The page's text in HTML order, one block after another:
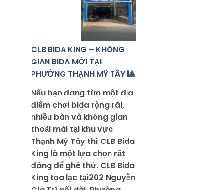
CLB BIDA KING – KHÔNG
GIAN BIDA MỚI TẠI
PHƯỜNG THẠNH MỸ TÂY 🎱
Nếu bạn đang tìm một địa
điểm chơi bida rộng rãi,
nhiều bàn và không gian
thoải mái tại khu vực
Thạnh Mỹ Tây thì CLB Bida
King là một lựa chọn rất
đáng để ghé thử. CLB Bida
King tọa lạc tại202 Nguyễn